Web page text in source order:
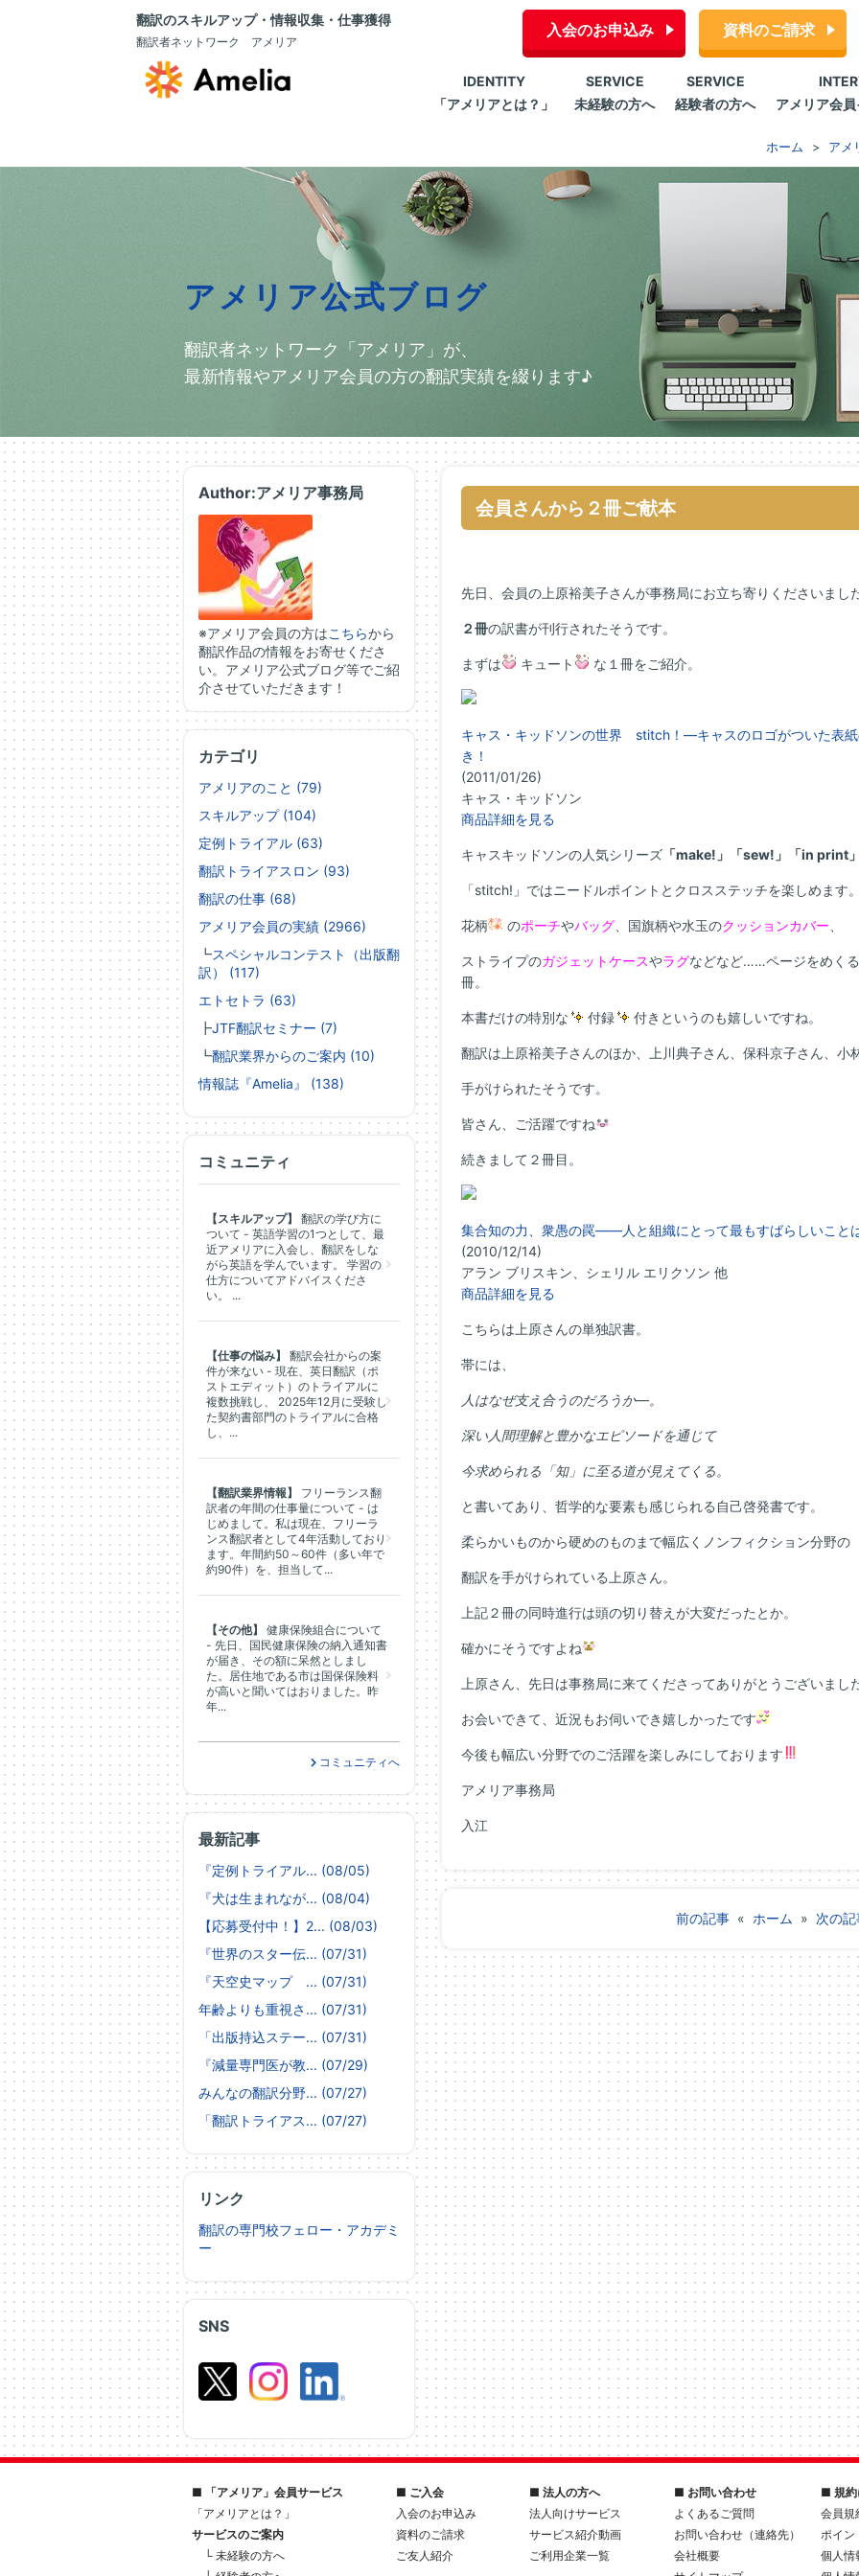
翻訳のスキルアップ・情報収集・仕事獲得
翻訳者ネットワーク アメリア
入会のお申込み 資料のご請求
IDENTITY
「アメリアとは？」
SERVICE
未経験の方へ
SERVICE
経験者の方へ
アメリア会
ホーム アメ
アメリア公式ブログ
翻訳者ネットワーク「アメリア」が、
最新情報やアメリア会員の方の翻訳実績を綴ります♪
会員さんから２冊ご献本
先日、会員の上原裕美子さんが事務局にお立ち寄りくださいまし
２冊の訳書が刊行されたそうです。
まずは キュート な１冊をご紹介。
キャス・キッドソンの世界 stitch！―キャスのロゴがついた表
き！
(2011/01/26)
キャス・キッドソン
商品詳細を見る
キャスキッドソンの人気シリーズ「make!」「sew!」「in print
「stitch!」ではニードルポイントとクロスステッチを楽しめます
花柄 のポーチやバッグ、国旗柄や水玉のクッションカバー
ストライプのガジェットケースやラグなどなど……ページをめく
冊。
本書だけの特別な 付録 付きというのも嬉しいですね。
翻訳は上原裕美子さんのほか、上川典子さん、保科京子さん、小
手がけられたそうです。
皆さん、ご活躍ですね
続きまして２冊目。
集合知の力、衆愚の罠――人と組織にとって最もすばらしいこと
(2010/12/14)
アラン ブリスキン、シェリル エリクソン 他
商品詳細を見る
こちらは上原さんの単独訳書。
帯には、
人はなぜ支え合うのだろうか―。
深い人間理解と豊かなエピソードを通じて
今求められる「知」に至る道が見えてくる。
と書いてあり、哲学的な要素も感じられる自己啓発書です。
柔らかいものから硬めのものまで幅広くノンフィクション分野の
翻訳を手がけられている上原さん。
上記２冊の同時進行は頭の切り替えが大変だったとか。
確かにそうですよね
上原さん、先日は事務局に来てくださってありがとうございまし
お会いできて、近況もお伺いでき嬉しかったです
今後も幅広い分野でのご活躍を楽しみにしております
アメリア事務局
入江
前の記事 « ホーム » 次の
Author:アメリア事務局
※アメリア会員の方はこちらから
翻訳作品の情報をお寄せくださ
い。アメリア公式ブログ等でご紹
介させていただきます！
SNS
カテゴリ
アメリアのこと (79)
スキルアップ (104)
定例トライアル (63)
翻訳トライアスロン (93)
翻訳の仕事 (68)
アメリア会員の実績 (2966)
┗スペシャルコンテスト（出版翻
訳） (117)
エトセトラ (63)
┣JTF翻訳セミナー (7)
┗翻訳業界からのご案内 (10)
情報誌『Amelia』 (138)
最新記事
『定例トライアル... (08/05)
『犬は生まれなが... (08/04)
【応募受付中！】2... (08/03)
『世界のスター伝... (07/31)
『天空史マップ ... (07/31)
年齢よりも重視さ... (07/31)
「出版持込ステー... (07/31)
『減量専門医が教... (07/29)
みんなの翻訳分野... (07/27)
「翻訳トライアス... (07/27)
リンク
翻訳の専門校フェロー・アカデミ
ー
コミュニティ
【スキルアップ】
翻訳の学び方に
ついて - 英語学習の1つとして、最
近アメリアに入会し、翻訳をしな
がら英語を学んでいます。 学習の
仕方についてアドバイスくださ
い。 ...
【仕事の悩み】
翻訳会社からの案
件が来ない - 現在、英日翻訳（ポ
ストエディット）のトライアルに
複数挑戦し、 2025年12月に受験し
た契約書部門のトライアルに合格
し、...
【翻訳業界情報】
フリーランス翻
訳者の年間の仕事量について - は
じめまして。私は現在、フリーラ
ンス翻訳者として4年活動しており
ます。年間約50～60件（多い年で
約90件）を、担当して...
【その他】
健康保険組合について
- 先日、国民健康保険の納入通知書
が届き、その額に呆然としまし
た。居住地である市は国保保険料
が高いと聞いてはおりました。昨
年...
コミュニティへ
■ 「アメリア」会員サービス
「アメリアとは？」
サービスのご案内
└ 未経験の方へ
■ ご入会
入会のお申込み
資料のご請求
ご友人紹介
■ 法人の方へ
法人向けサービス
サービス紹介動画
ご利用企業一覧
■ お問い合わせ
よくあるご質問
お問い合わせ（連絡先）
会社概要
■ 規約
会員規
ポイン
個人情